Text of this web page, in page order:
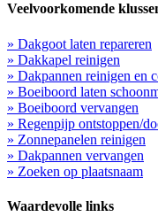
Veelvoorkomende
» Dakgoot laten repareren
» Dakkapel reinigen
» Dakpannen reinigen en
» Boeiboord laten
» Boeiboord vervangen
» Regenpijp ontstoppen/
» Zonnepanelen reinigen
» Dakpannen vervangen
» Zoeken op plaatsnaam
Waardevolle links